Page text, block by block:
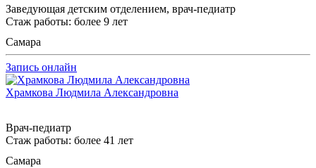
Заведующая детским отделением, врач-педиатр
Стаж работы: более 9 лет
Самара
Запись онлайн
Храмкова Людмила Александровна
Врач-педиатр
Стаж работы: более 41 лет
Самара